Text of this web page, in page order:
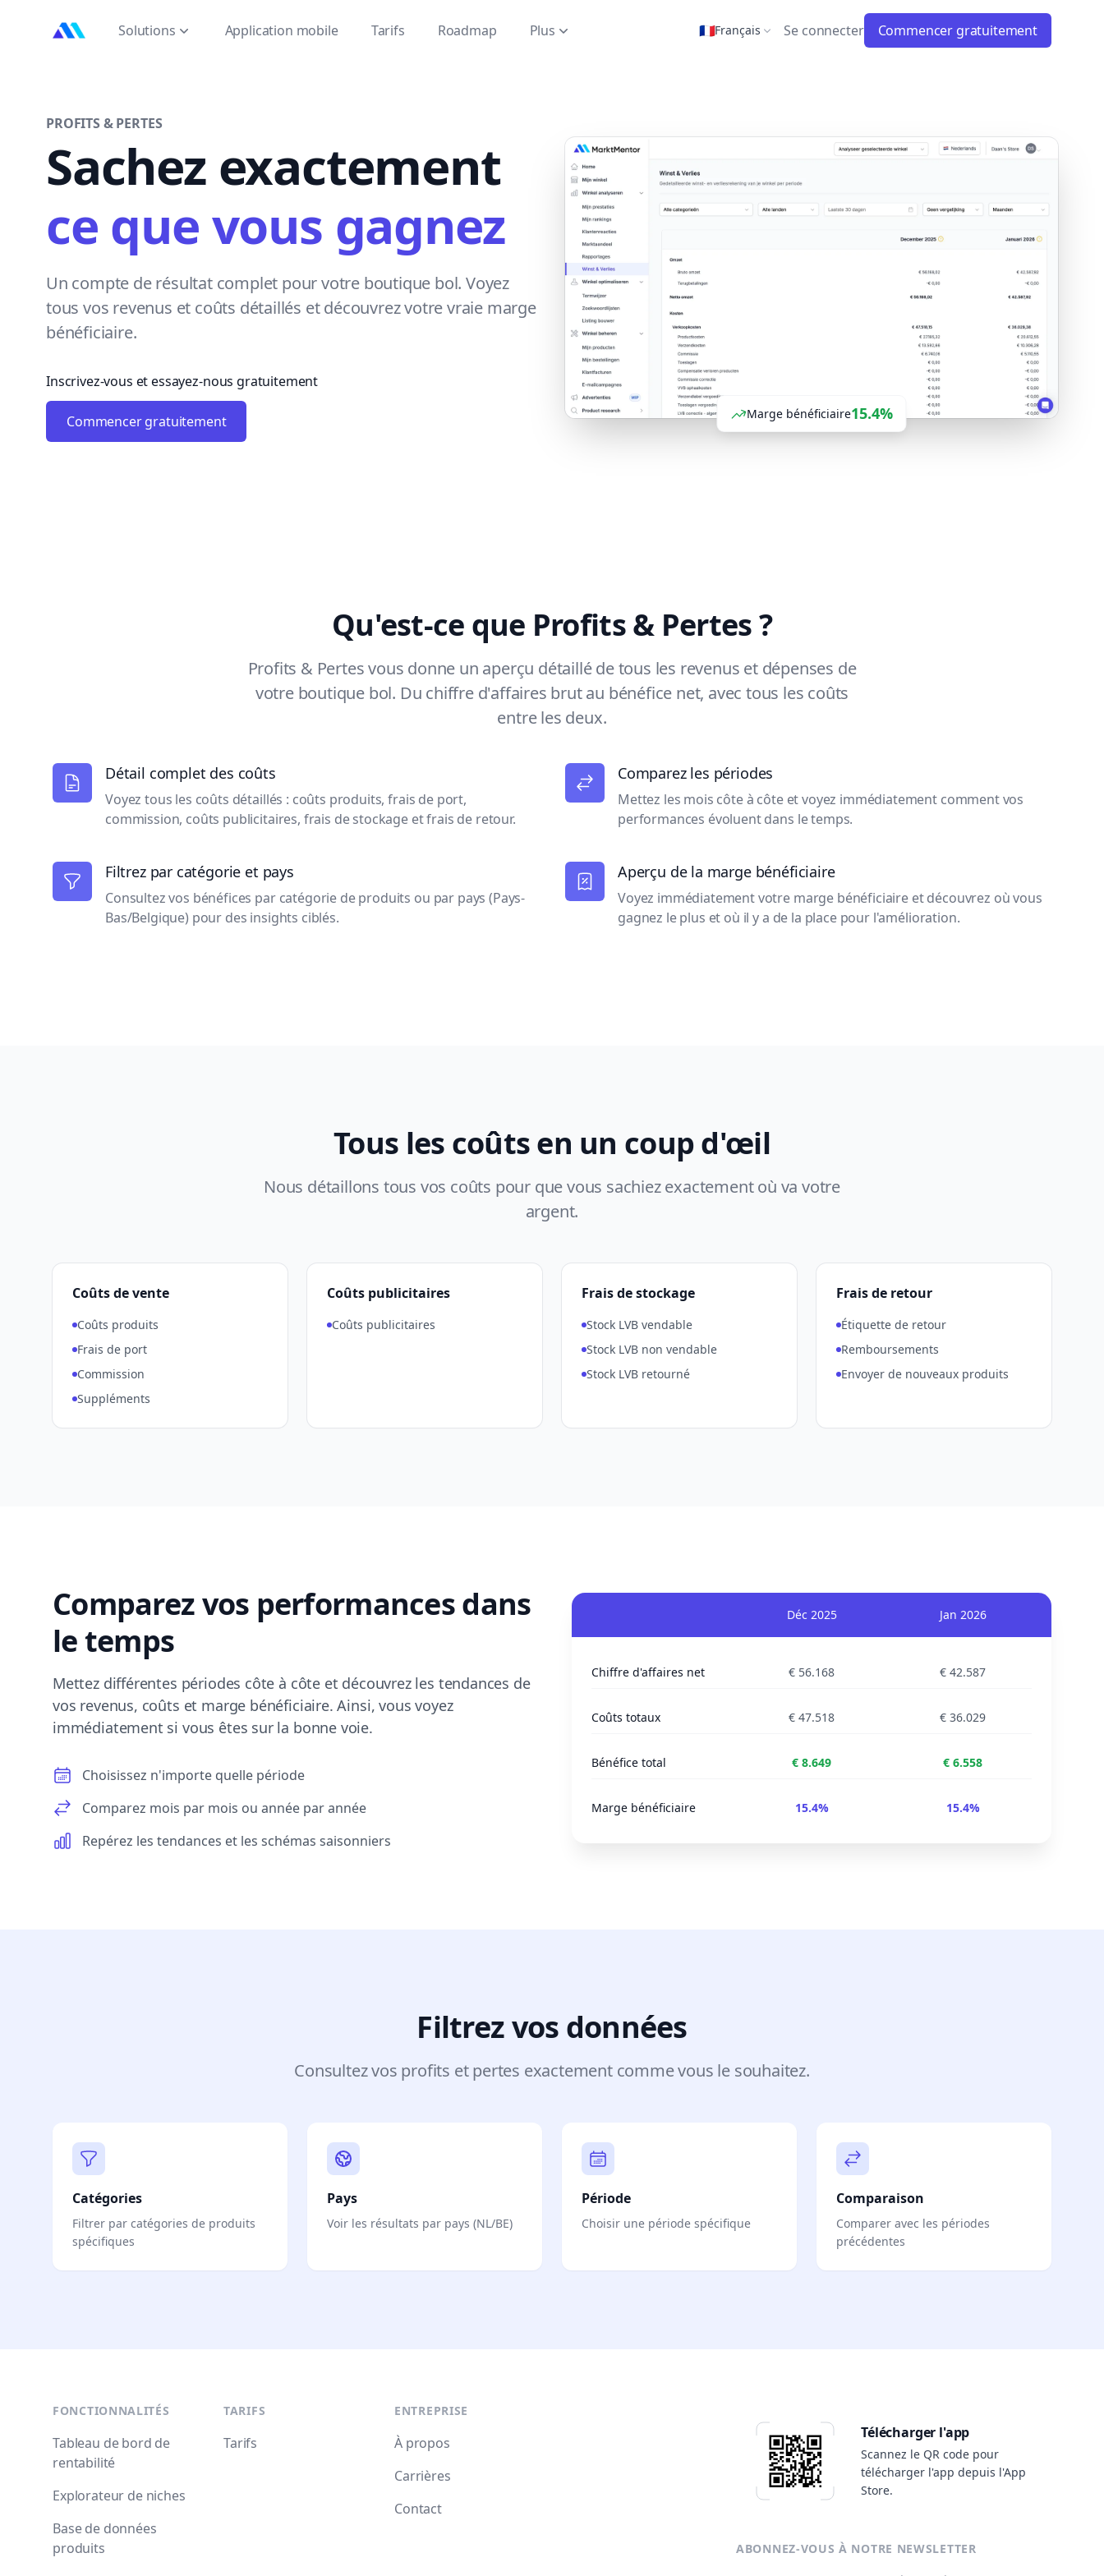
MarktMentorSolutions Application mobile Tarifs Roadmap Plus 🇫🇷Français Se connecter Commencer gratuitement
PROFITS & PERTES
Sachez exactement
ce que vous gagnez
Un compte de résultat complet pour votre boutique bol. Voyez
tous vos revenus et coûts détaillés et découvrez votre vraie marge
bénéficiaire.
Inscrivez-vous et essayez-nous gratuitement
Commencer gratuitement Marge bénéficiaire15.4%
Qu'est-ce que Profits & Pertes ?
Profits & Pertes vous donne un aperçu détaillé de tous les revenus et dépenses de
votre boutique bol. Du chiffre d'affaires brut au bénéfice net, avec tous les coûts
entre les deux.
Détail complet des coûts
Voyez tous les coûts détaillés : coûts produits, frais de port,
commission, coûts publicitaires, frais de stockage et frais de retour.
Comparez les périodes
Mettez les mois côte à côte et voyez immédiatement comment vos
performances évoluent dans le temps.
Filtrez par catégorie et pays
Consultez vos bénéfices par catégorie de produits ou par pays (Pays-
Bas/Belgique) pour des insights ciblés.
Aperçu de la marge bénéficiaire
Voyez immédiatement votre marge bénéficiaire et découvrez où vous
gagnez le plus et où il y a de la place pour l'amélioration.
Tous les coûts en un coup d'œil
Nous détaillons tous vos coûts pour que vous sachiez exactement où va votre
argent.
Coûts de vente
Coûts produits
Frais de port
Commission
Suppléments
Coûts publicitaires
Coûts publicitaires
Frais de stockage
Stock LVB vendable
Stock LVB non vendable
Stock LVB retourné
Frais de retour
Étiquette de retour
Remboursements
Envoyer de nouveaux produits
Comparez vos performances dans
le temps
Mettez différentes périodes côte à côte et découvrez les tendances de
vos revenus, coûts et marge bénéficiaire. Ainsi, vous voyez
immédiatement si vous êtes sur la bonne voie.
Choisissez n'importe quelle période
Comparez mois par mois ou année par année
Repérez les tendances et les schémas saisonniers
Déc 2025 Jan 2026
Chiffre d'affaires net € 56.168 € 42.587
Coûts totaux € 47.518 € 36.029
Bénéfice total € 8.649 € 6.558
Marge bénéficiaire 15.4% 15.4%
Filtrez vos données
Consultez vos profits et pertes exactement comme vous le souhaitez.
Catégories
Filtrer par catégories de produits
spécifiques
Pays
Voir les résultats par pays (NL/BE)
Période
Choisir une période spécifique
Comparaison
Comparer avec les périodes
précédentes
FONCTIONNALITÉS
Tableau de bord de
rentabilité
Explorateur de niches
Base de données
produits
TARIFS
Tarifs
ENTREPRISE
À propos
Carrières
Contact
Télécharger l'app
Scannez le QR code pour
télécharger l'app depuis l'App
Store.
ABONNEZ-VOUS À NOTRE NEWSLETTER